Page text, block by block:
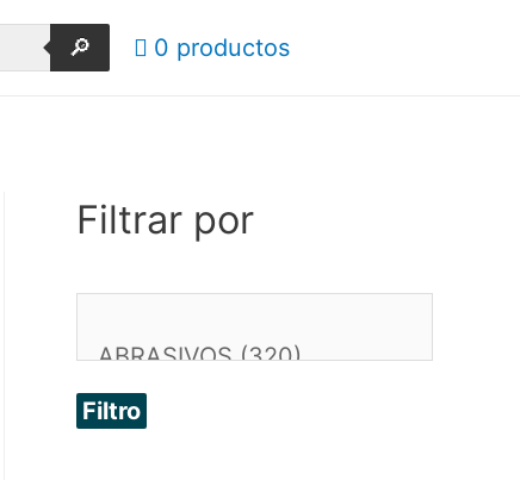
🔎 0 productos
Filtrar por
Filtro